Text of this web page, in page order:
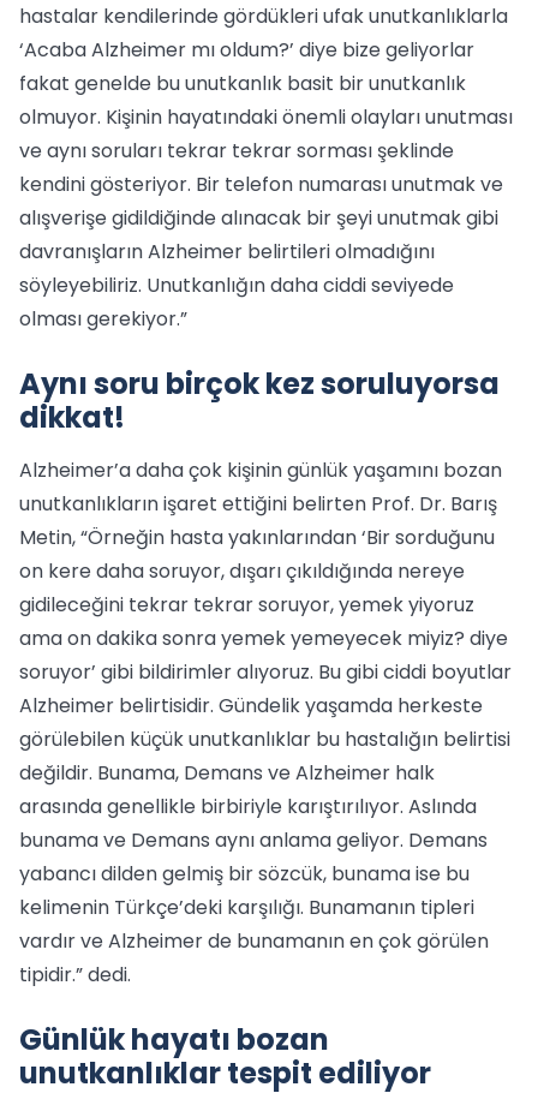
hastalar kendilerinde gördükleri ufak unutkanlıklarla
‘Acaba Alzheimer mı oldum?’ diye bize geliyorlar
fakat genelde bu unutkanlık basit bir unutkanlık
olmuyor. Kişinin hayatındaki önemli olayları unutması
ve aynı soruları tekrar tekrar sorması şeklinde
kendini gösteriyor. Bir telefon numarası unutmak ve
alışverişe gidildiğinde alınacak bir şeyi unutmak gibi
davranışların Alzheimer belirtileri olmadığını
söyleyebiliriz. Unutkanlığın daha ciddi seviyede
olması gerekiyor.”
Aynı soru birçok kez soruluyorsa
dikkat!
Alzheimer’a daha çok kişinin günlük yaşamını bozan
unutkanlıkların işaret ettiğini belirten Prof. Dr. Barış
Metin, “Örneğin hasta yakınlarından ‘Bir sorduğunu
on kere daha soruyor, dışarı çıkıldığında nereye
gidileceğini tekrar tekrar soruyor, yemek yiyoruz
ama on dakika sonra yemek yemeyecek miyiz? diye
soruyor’ gibi bildirimler alıyoruz. Bu gibi ciddi boyutlar
Alzheimer belirtisidir. Gündelik yaşamda herkeste
görülebilen küçük unutkanlıklar bu hastalığın belirtisi
değildir. Bunama, Demans ve Alzheimer halk
arasında genellikle birbiriyle karıştırılıyor. Aslında
bunama ve Demans aynı anlama geliyor. Demans
yabancı dilden gelmiş bir sözcük, bunama ise bu
kelimenin Türkçe’deki karşılığı. Bunamanın tipleri
vardır ve Alzheimer de bunamanın en çok görülen
tipidir.” dedi.
Günlük hayatı bozan
unutkanlıklar tespit ediliyor